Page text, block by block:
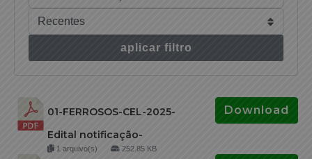
aplicar filtro
01-FERROSOS-CEL-2025-
Edital notificação-
1 arquivo(s) 252.85 KB
Download